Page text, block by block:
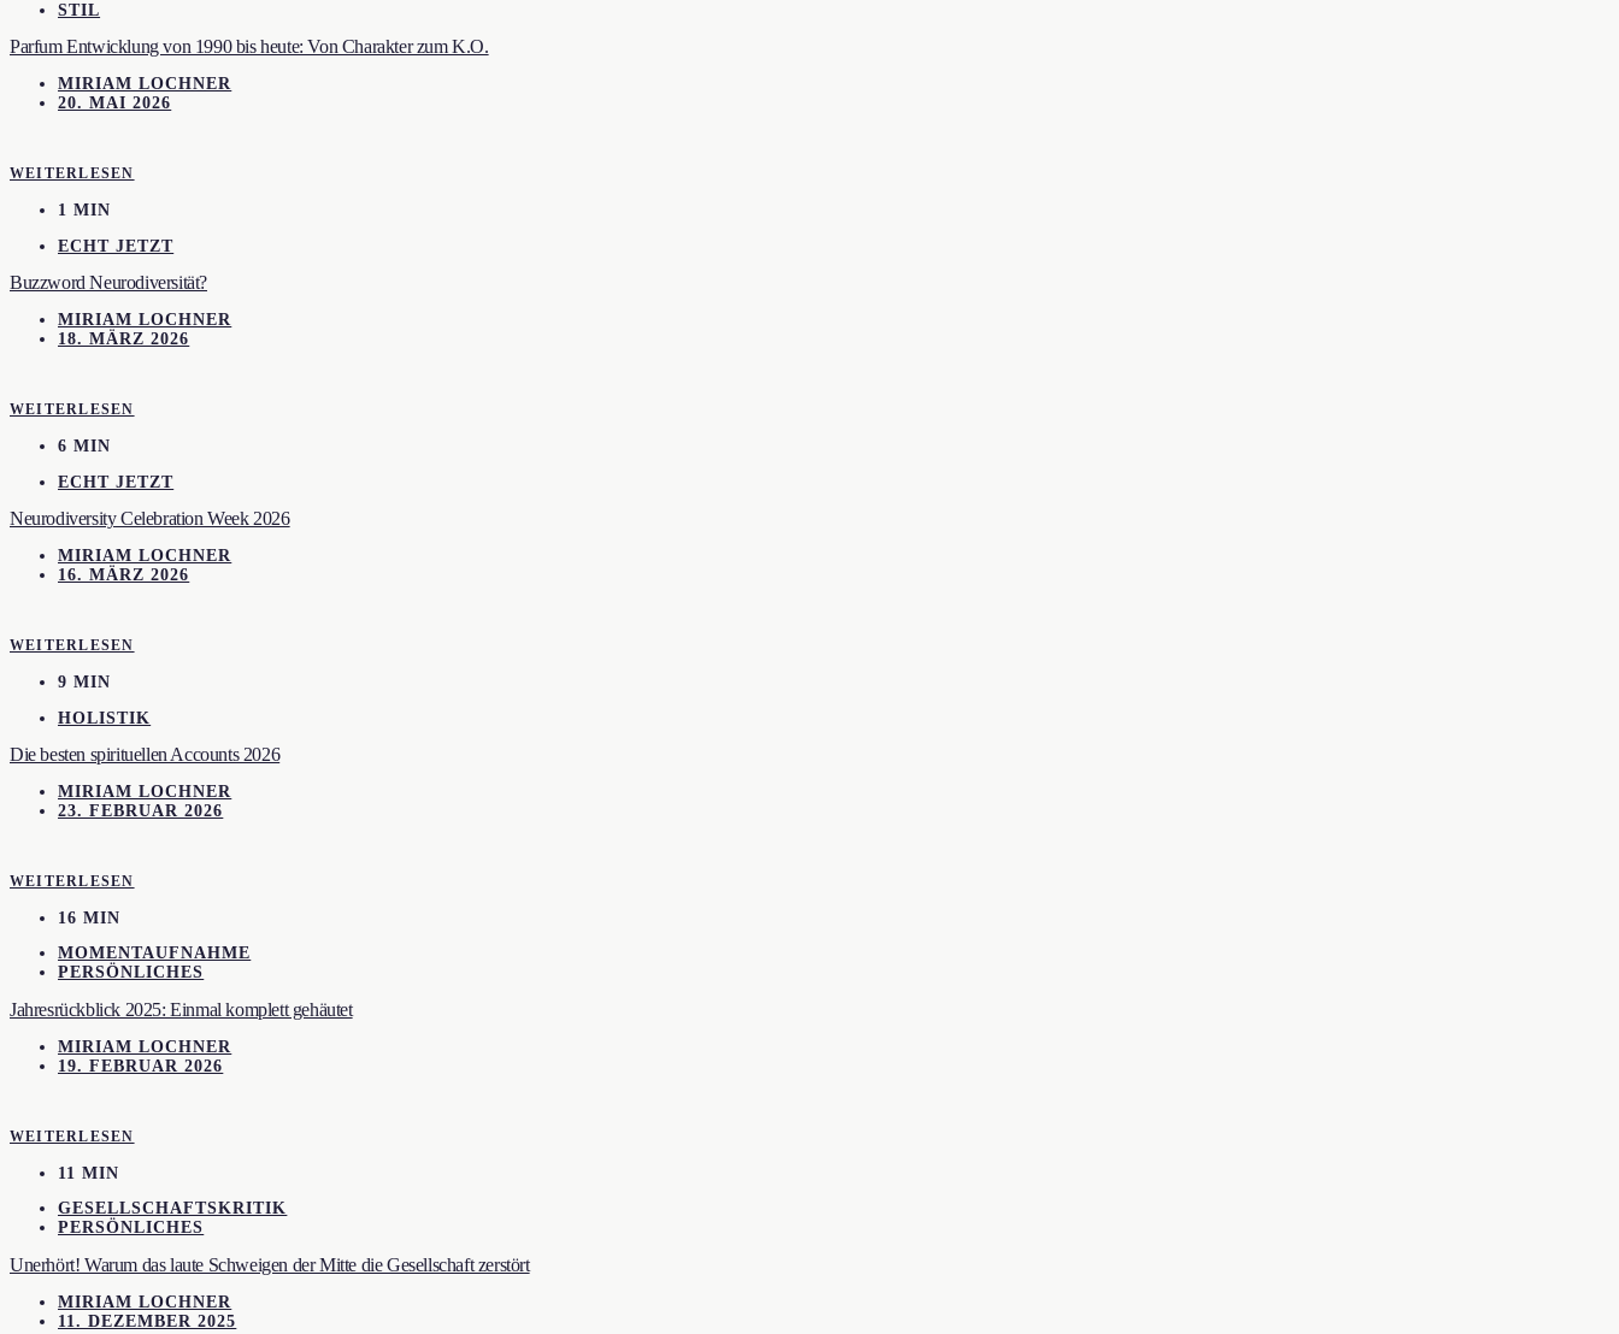
STIL
Parfum Entwicklung von 1990 bis heute: Von Charakter zum K.O.
MIRIAM LOCHNER
20. MAI 2026
WEITERLESEN
1 MIN
ECHT JETZT
Buzzword Neurodiversität?
MIRIAM LOCHNER
18. MÄRZ 2026
WEITERLESEN
6 MIN
ECHT JETZT
Neurodiversity Celebration Week 2026
MIRIAM LOCHNER
16. MÄRZ 2026
WEITERLESEN
9 MIN
HOLISTIK
Die besten spirituellen Accounts 2026
MIRIAM LOCHNER
23. FEBRUAR 2026
WEITERLESEN
16 MIN
MOMENTAUFNAHME
PERSÖNLICHES
Jahresrückblick 2025: Einmal komplett gehäutet
MIRIAM LOCHNER
19. FEBRUAR 2026
WEITERLESEN
11 MIN
GESELLSCHAFTSKRITIK
PERSÖNLICHES
Unerhört! Warum das laute Schweigen der Mitte die Gesellschaft zerstört
MIRIAM LOCHNER
11. DEZEMBER 2025